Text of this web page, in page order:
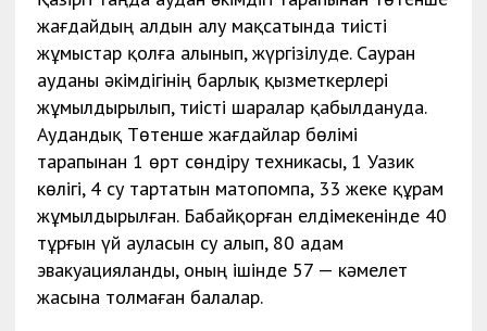
жағдайдың алдын алу мақсатында тиісті
жұмыстар қолға алынып, жүргізілуде. Сауран
ауданы әкімдігінің барлық қызметкерлері
жұмылдырылып, тиісті шаралар қабылдануда.
Аудандық Төтенше жағдайлар бөлімі
тарапынан 1 өрт сөндіру техникасы, 1 Уазик
көлігі, 4 су тартатын матопомпа, 33 жеке құрам
жұмылдырылған. Бабайқорған елдімекенінде 40
тұрғын үй ауласын су алып, 80 адам
эвакуацияланды, оның ішінде 57 — кәмелет
жасына толмаған балалар.